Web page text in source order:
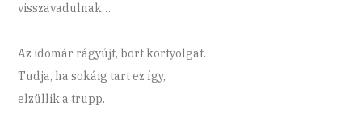
visszavadulnak…
Az idomár rágyújt, bort kortyolgat.
Tudja, ha sokáig tart ez így,
elzüllik a trupp.